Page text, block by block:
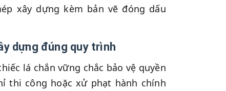
xây dựng kèm bản vẽ đóng dấu
dựng đúng quy trình
lá chắn vững chắc bảo vệ quyền
thi công hoặc xử phạt hành chính